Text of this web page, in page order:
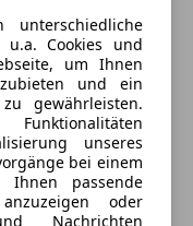
Cookies und
um Ihnen
und ein
gewährleisten.
unseres
bei einem
Ihnen passende
oder
Nachrichten